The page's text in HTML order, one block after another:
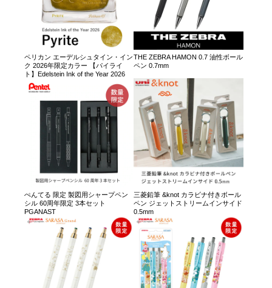
ペリカン エーデルシュタイン・イン
ク 2026年限定カラー 【パイライ
ト】Edelstein Ink of the Year 2026
THE ZEBRA HAMON 0.7 油性ボール
ペン 0.7mm
ぺんてる 限定 製図用シャープペン
シル 60周年限定 3本セット
PGANAST
三菱鉛筆 &knot カラビナ付きボール
ペン ジェットストリームインサイド
0.5mm